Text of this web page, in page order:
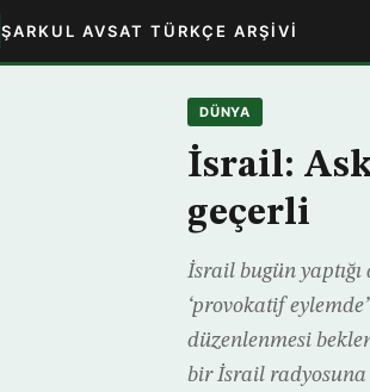
ŞARKUL AVSAT TÜRKÇE ARŞIVI
DÜNYA
İsrail:
geçerli
İsrail bugün
‘provokatif
düzenlenmesi
bir İsrail radyosuna